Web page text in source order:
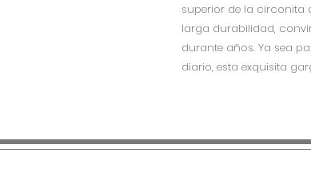
superior de la circonita
larga durabilidad,
durante años. Ya sea
diario, esta exquisita